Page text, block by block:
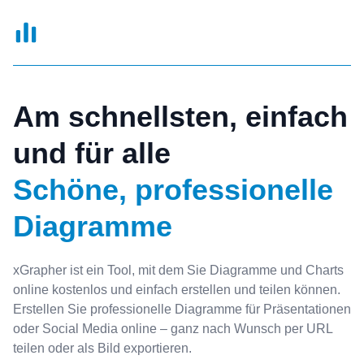
xGrapher
Am schnellsten, einfach
und für alle
Schöne, professionelle
Diagramme
xGrapher ist ein Tool, mit dem Sie Diagramme und Charts
online kostenlos und einfach erstellen und teilen können.
Erstellen Sie professionelle Diagramme für Präsentationen
oder Social Media online – ganz nach Wunsch per URL
teilen oder als Bild exportieren.